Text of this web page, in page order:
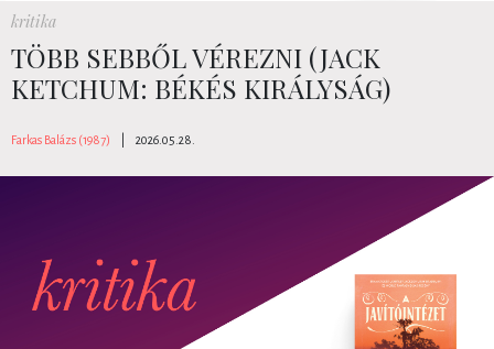
kritika
TÖBB SEBBŐL VÉREZNI (JACK
KETCHUM: BÉKÉS KIRÁLYSÁG)
Farkas Balázs (1987) 2026.05.28.